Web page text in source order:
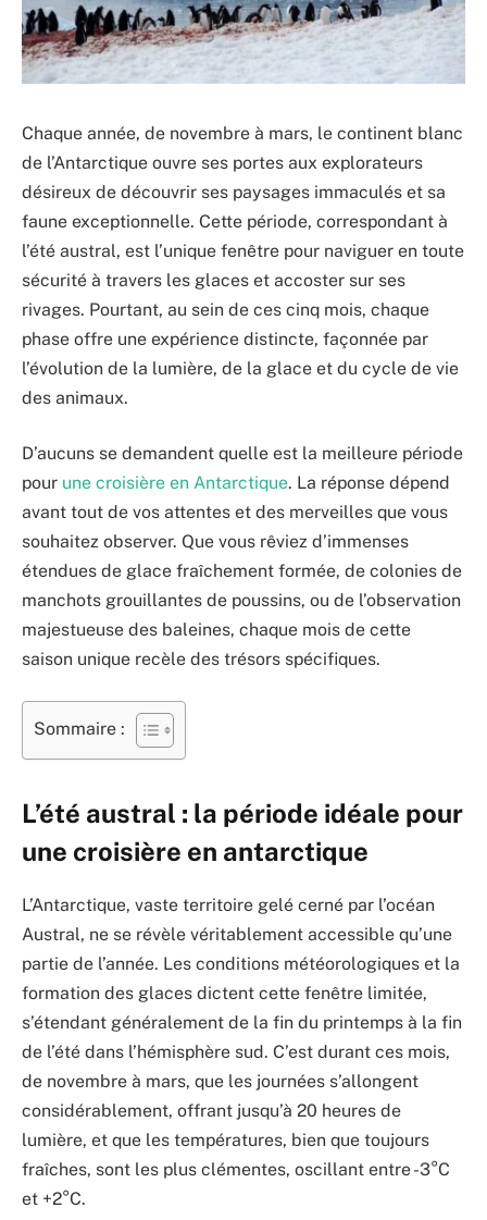
Chaque année, de novembre à mars, le continent blanc
de l’Antarctique ouvre ses portes aux explorateurs
désireux de découvrir ses paysages immaculés et sa
faune exceptionnelle. Cette période, correspondant à
l’été austral, est l’unique fenêtre pour naviguer en toute
sécurité à travers les glaces et accoster sur ses
rivages. Pourtant, au sein de ces cinq mois, chaque
phase offre une expérience distincte, façonnée par
l’évolution de la lumière, de la glace et du cycle de vie
des animaux.
D’aucuns se demandent quelle est la meilleure période
pour une croisière en Antarctique. La réponse dépend
avant tout de vos attentes et des merveilles que vous
souhaitez observer. Que vous rêviez d’immenses
étendues de glace fraîchement formée, de colonies de
manchots grouillantes de poussins, ou de l’observation
majestueuse des baleines, chaque mois de cette
saison unique recèle des trésors spécifiques.
Sommaire :
L’été austral : la période idéale pour
une croisière en antarctique
L’Antarctique, vaste territoire gelé cerné par l’océan
Austral, ne se révèle véritablement accessible qu’une
partie de l’année. Les conditions météorologiques et la
formation des glaces dictent cette fenêtre limitée,
s’étendant généralement de la fin du printemps à la fin
de l’été dans l’hémisphère sud. C’est durant ces mois,
de novembre à mars, que les journées s’allongent
considérablement, offrant jusqu’à 20 heures de
lumière, et que les températures, bien que toujours
fraîches, sont les plus clémentes, oscillant entre -3°C
et +2°C.